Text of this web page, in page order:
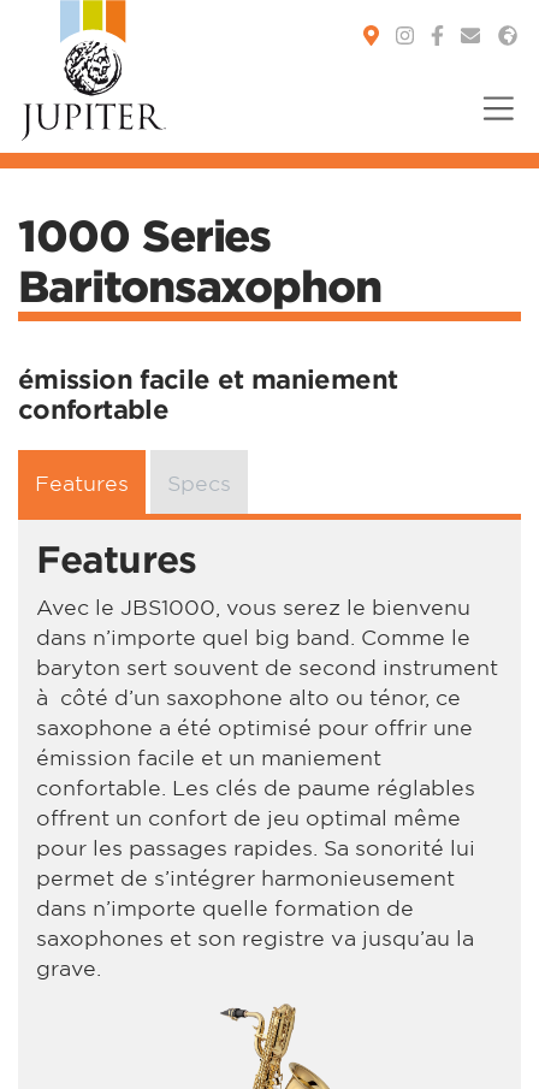
1000 Series
Baritonsaxophon
émission facile et maniement
confortable
Features Specs
Features
Avec le JBS1000, vous serez le bienvenu
dans n’importe quel big band. Comme le
baryton sert souvent de second instrument
à côté d’un saxophone alto ou ténor, ce
saxophone a été optimisé pour offrir une
émission facile et un maniement
confortable. Les clés de paume réglables
offrent un confort de jeu optimal même
pour les passages rapides. Sa sonorité lui
permet de s’intégrer harmonieusement
dans n’importe quelle formation de
saxophones et son registre va jusqu’au la
grave.